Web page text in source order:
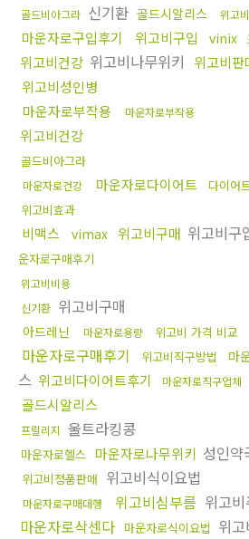
골드비아그라 신기환 골드시알리스 위고
마운자로구입후기 위고비구입 vinix
위고비건강 위고비나무위키 위고비판
위고비성인병
마운자로부작용
마운자로부작용
위고비건강
골드비아그라
마운자로건강 마운자로다이어트 다이어
위고비효과
비맥스 vimax 위고비구매 위고비구
운자로구매후기
위고비비용
신기환 위고비구매
아드레닌 마운자로용량 위고비 가격 비교
마운자로구매후기 위고비직구방법 마
스 위고비다이어트후기 마운자로직구업체
골드시알리스
프릴리지 울트라킹콩
마운자로헬스 마운자로나무위키 성인약
위고비정품판매 위고비식이요법
마운자로구매대행 위고비심부름 위고
마운자로삭센다 마운자로식이요법 위